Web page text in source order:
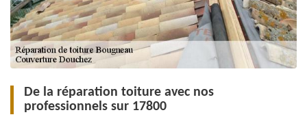
De la réparation toiture avec nos
professionnels sur 17800